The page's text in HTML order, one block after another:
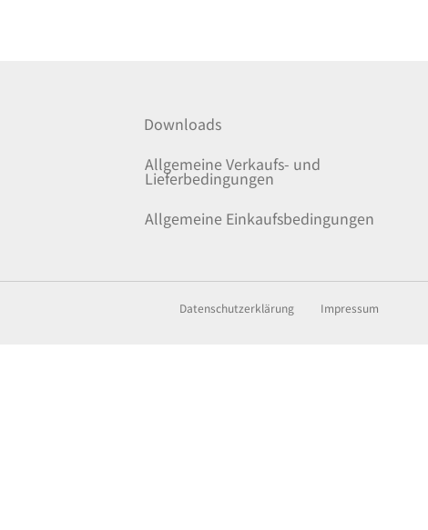
Downloads
Allgemeine Verkaufs- und
Lieferbedingungen
Allgemeine Einkaufsbedingungen
Datenschutzerklärung Impressum